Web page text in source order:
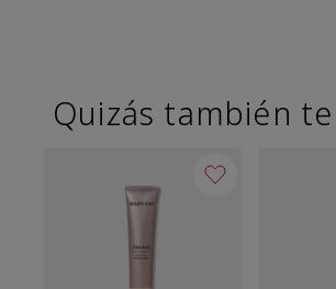
Quizás también